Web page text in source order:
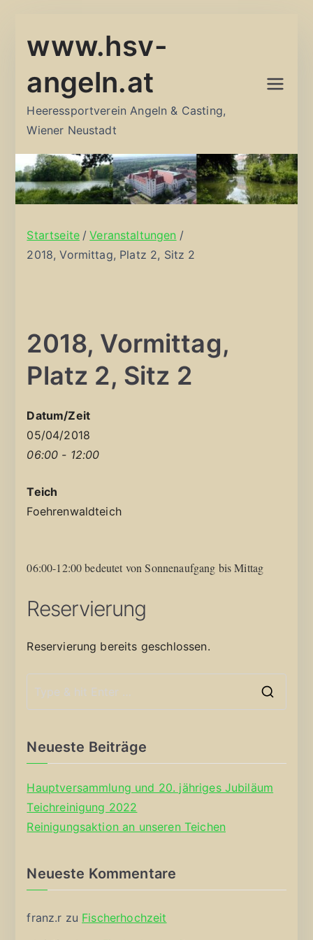
Inhalt
www.hsv-
angeln.at
Heeressportverein Angeln & Casting,
Wiener Neustadt
Startseite
Veranstaltungen
2018, Vormittag, Platz 2, Sitz 2
2018, Vormittag,
Platz 2, Sitz 2
Datum/Zeit
05/04/2018
06:00 - 12:00
Teich
Foehrenwaldteich
06:00-12:00 bedeutet von Sonnenaufgang bis Mittag
Reservierung
Reservierung bereits geschlossen.
Neueste Beiträge
Hauptversammlung und 20. jähriges Jubiläum
Teichreinigung 2022
Reinigungsaktion an unseren Teichen
Neueste Kommentare
franz.r zu Fischerhochzeit